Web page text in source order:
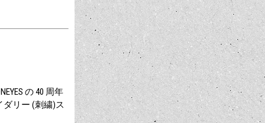
の 40 周年
リー (刺繍)ス